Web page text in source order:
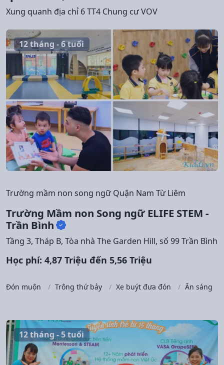
Xung quanh địa chỉ 6 TT4 Chung cư VOV
12 tháng - 6 tuổi
Trường mầm non song ngữ Quận Nam Từ Liêm
Trường Mầm non Song ngữ ELIFE STEM -
Trần Bình
Tầng 3, Tháp B, Tòa nhà The Garden Hill, số 99 Trần Bình
Học phí: 4,87 Triệu đến 5,56 Triệu
Đón muộn Trông thứ bảy Xe buýt đưa đón Ăn sáng
12 tháng - 5 tuổi